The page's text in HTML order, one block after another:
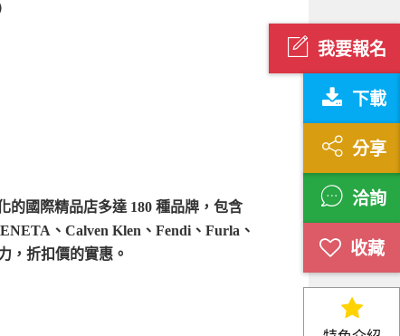
我要報名
下載
分享
洽詢
的國際精品店多達 180 種品牌，包含
、Calven Klen、Fendi、Furla、
，折扣價的實惠。